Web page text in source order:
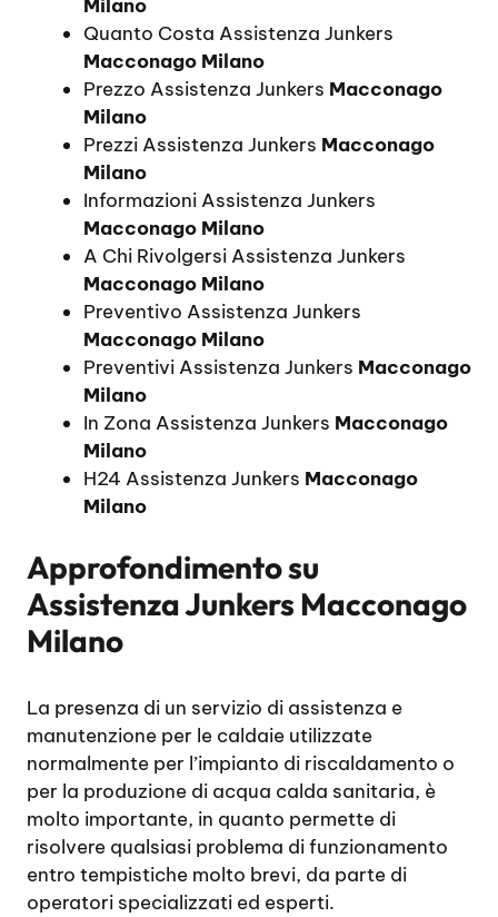
Milano
Quanto Costa Assistenza Junkers
Macconago Milano
Prezzo Assistenza Junkers Macconago
Milano
Prezzi Assistenza Junkers Macconago
Milano
Informazioni Assistenza Junkers
Macconago Milano
A Chi Rivolgersi Assistenza Junkers
Macconago Milano
Preventivo Assistenza Junkers
Macconago Milano
Preventivi Assistenza Junkers Macconago
Milano
In Zona Assistenza Junkers Macconago
Milano
H24 Assistenza Junkers Macconago
Milano
Approfondimento su
Assistenza Junkers Macconago
Milano
La presenza di un servizio di assistenza e
manutenzione per le caldaie utilizzate
normalmente per l’impianto di riscaldamento o
per la produzione di acqua calda sanitaria, è
molto importante, in quanto permette di
risolvere qualsiasi problema di funzionamento
entro tempistiche molto brevi, da parte di
operatori specializzati ed esperti.